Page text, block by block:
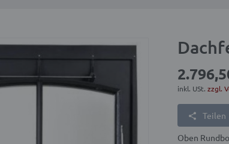
inkl. USt.zzgl.
Teilen
Oben